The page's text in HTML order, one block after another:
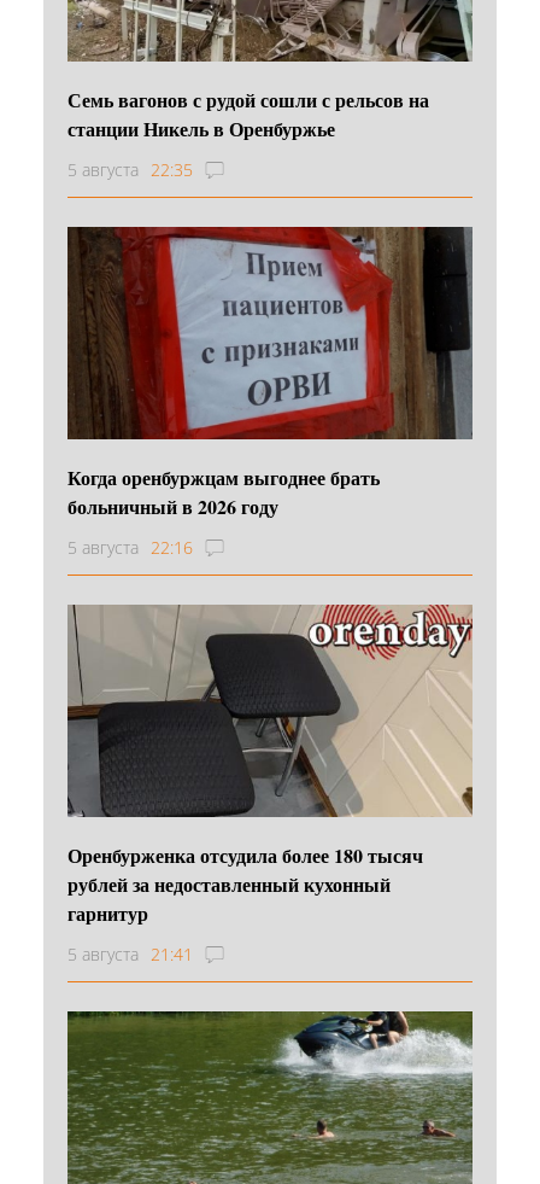
Семь вагонов с рудой сошли с рельсов на
станции Никель в Оренбуржье
5 августа 22:35
Когда оренбуржцам выгоднее брать
больничный в 2026 году
5 августа 22:16
Оренбурженка отсудила более 180 тысяч
рублей за недоставленный кухонный
гарнитур
5 августа 21:41